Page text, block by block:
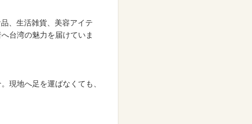
、生活雑貨、美容アイテ
台湾の魅力を届けていま
現地へ足を運ばなくても、